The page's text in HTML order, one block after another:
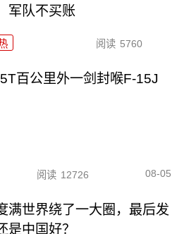
军队不买账
阅读 5760
百公里外一剑封喉F-15J
阅读 12726 08-05
满世界绕了一大圈，最后发
是中国好？